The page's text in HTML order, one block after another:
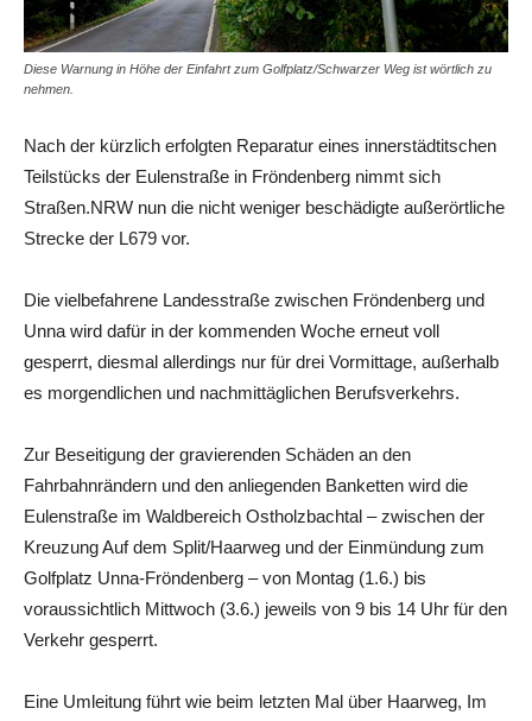
Diese Warnung in Höhe der Einfahrt zum Golfplatz/Schwarzer Weg ist wörtlich zu
nehmen.
Nach der kürzlich erfolgten Reparatur eines innerstädtitschen
Teilstücks der Eulenstraße in Fröndenberg nimmt sich
Straßen.NRW nun die nicht weniger beschädigte außerörtliche
Strecke der L679 vor.
Die vielbefahrene Landesstraße zwischen Fröndenberg und
Unna wird dafür in der kommenden Woche erneut voll
gesperrt, diesmal allerdings nur für drei Vormittage, außerhalb
es morgendlichen und nachmittäglichen Berufsverkehrs.
Zur Beseitigung der gravierenden Schäden an den
Fahrbahnrändern und den anliegenden Banketten wird die
Eulenstraße im Waldbereich Ostholzbachtal – zwischen der
Kreuzung Auf dem Split/Haarweg und der Einmündung zum
Golfplatz Unna-Fröndenberg – von Montag (1.6.) bis
voraussichtlich Mittwoch (3.6.) jeweils von 9 bis 14 Uhr für den
Verkehr gesperrt.
Eine Umleitung führt wie beim letzten Mal über Haarweg, Im